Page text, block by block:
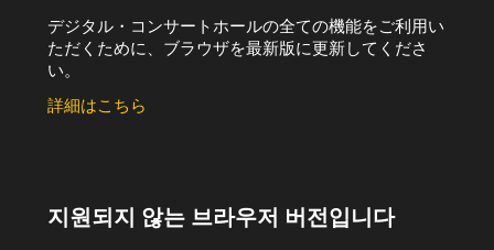
デジタル・コンサートホールの全ての機能をご利用い
ただくために、ブラウザを最新版に更新してくださ
い。
詳細はこちら
지원되지 않는 브라우저 버전입니다